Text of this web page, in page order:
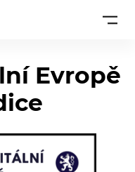
Evropě